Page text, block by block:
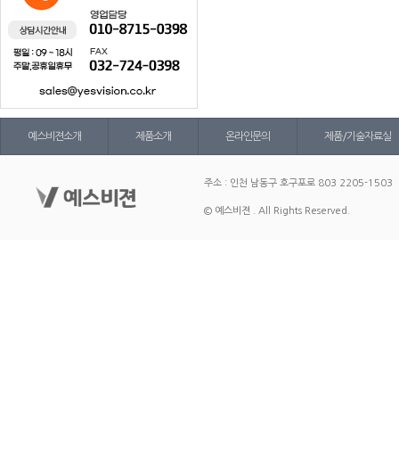
예스비젼소개 제품소개 온라인문의 제품/기술자료실
주소 : 인천 남동구 호구포로 803 2205-1503
© 예스비젼 . All Rights Reserved.